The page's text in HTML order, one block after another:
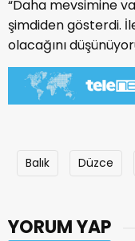
“Daha mevsimine
şimdiden gösterdi.
olacağını
Balık Düzce
YORUM YAP